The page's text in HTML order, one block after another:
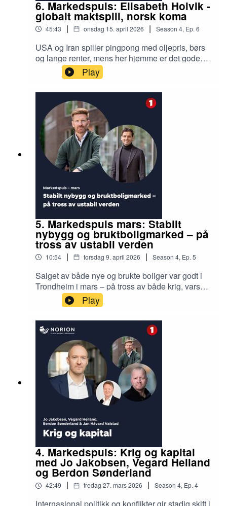
6. Markedspuls: Elisabeth Holvik -
globalt maktspill, norsk koma
45:43 | onsdag 15. april 2026 | Season 4, Ep. 6
USA og Iran spiller pingpong med oljepris, børs
og lange renter, mens her hjemme er det gode
lønnsoppgjør, høy innenlandsk inflasjon og lav
produktivitetsvekst. Podcastvert Jan Håvard
Valstad diskuterer med Sjeføkonom Elisabeth
Holvik i SpareBank 1 hvordan krigen i Iran setter
rammebetingelser fremover, men samtidig hva
Norge kan og bør gjøre for å sette oss selv i en
mer konkurransedyktig posisjon.
Play
5. Markedspuls mars: Stabilt
nybygg og bruktboligmarked – på
tross av ustabil verden
10:54 | torsdag 9. april 2026 | Season 4, Ep. 5
Salget av både nye og brukte boliger var godt i
Trondheim i mars – på tross av både krig, varsel
om renteheving og påskeferie. På
bruktboligmarkedet er det typiske familieboliger
som overpresterer på salgbarhet og budrunder,
mens i nybyggmarkedet var det få salgsstarter i
mars, men godt underliggende salg på prosjekter
som har blitt lansert det siste halvåret. Leder
Nybygg Nermin Lizde diskuterer med
Podcastvert Jan Håvard Valstad hva som solgte
siste måned, og hva vi kan forvente av markedet
frem mot sommeren.
Play
4. Markedspuls: Krig og kapital
med Jo Jakobsen, Vegard Helland
og Berdon Sønderland
42:49 | fredag 27. mars 2026 | Season 4, Ep. 4